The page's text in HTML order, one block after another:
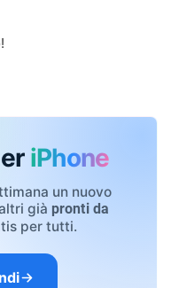
iPhone
un nuovo
già pronti da
per tutti.